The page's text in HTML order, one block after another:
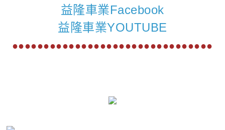
益隆車業Facebook
益隆車業YOUTUBE
●●●●●●●●●●●●●●●●●●●●●●●●●●●●●●●●